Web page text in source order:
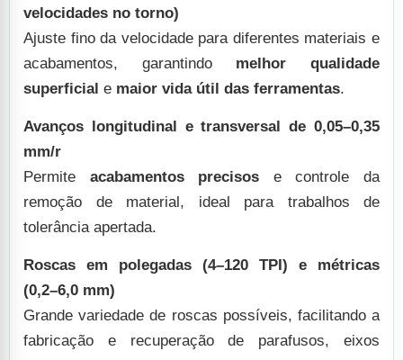
velocidades no torno)
Ajuste fino da velocidade para diferentes materiais e
acabamentos, garantindo melhor qualidade
superficial e maior vida útil das ferramentas
Avanços longitudinal e transversal de 0,05–0,35
mm/r
Permite acabamentos precisos e controle da
remoção de material, ideal para trabalhos de
tolerância apertada.
Roscas em polegadas (4–120 TPI) e métricas
(0,2–6,0 mm)
Grande variedade de roscas possíveis, facilitando a
fabricação e recuperação de parafusos, eixos